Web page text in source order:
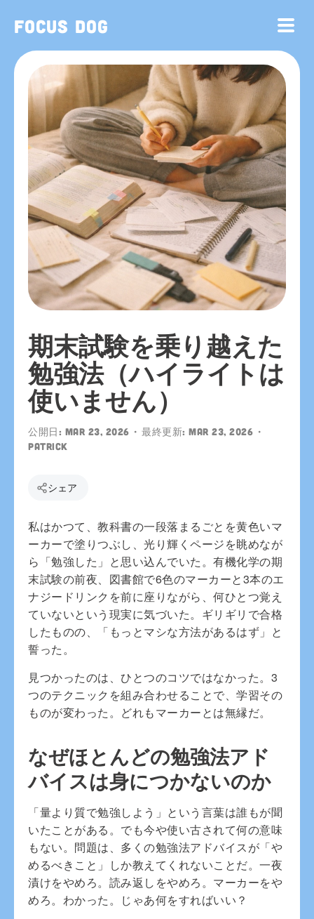
Focus Dog
期末試験を乗り越えた
勉強法（ハイライトは
使いません）
公開日: Mar 23, 2026 • 最終更新: Mar 23, 2026 •
patrick
シェア
私はかつて、教科書の一段落まるごとを黄色いマ
ーカーで塗りつぶし、光り輝くページを眺めなが
ら「勉強した」と思い込んでいた。有機化学の期
末試験の前夜、図書館で6色のマーカーと3本のエ
ナジードリンクを前に座りながら、何ひとつ覚え
ていないという現実に気づいた。ギリギリで合格
したものの、「もっとマシな方法があるはず」と
誓った。
見つかったのは、ひとつのコツではなかった。3
つのテクニックを組み合わせることで、学習その
ものが変わった。どれもマーカーとは無縁だ。
なぜほとんどの勉強法アド
バイスは身につかないのか
「量より質で勉強しよう」という言葉は誰もが聞
いたことがある。でも今や使い古されて何の意味
もない。問題は、多くの勉強法アドバイスが「や
めるべきこと」しか教えてくれないことだ。一夜
漬けをやめろ。読み返しをやめろ。マーカーをや
めろ。わかった。じゃあ何をすればいい？